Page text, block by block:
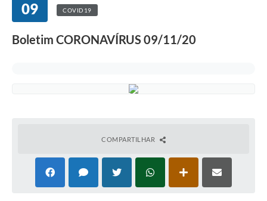
09 COVID19
Boletim CORONAVÍRUS 09/11/20
COMPARTILHAR